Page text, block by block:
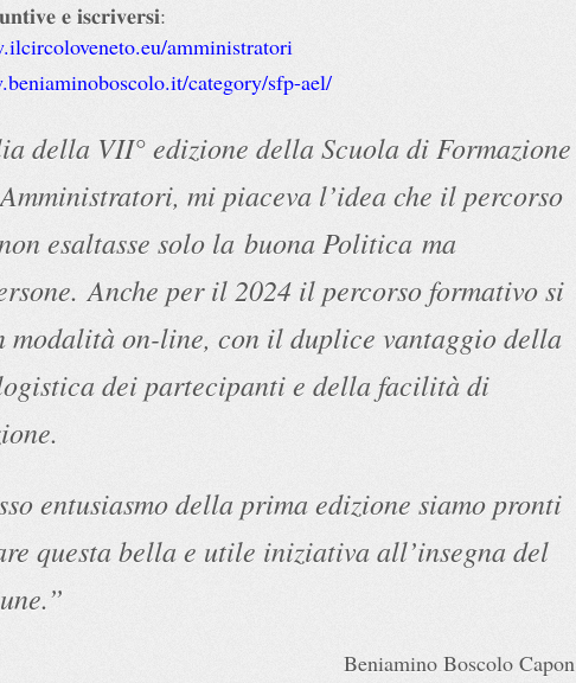
𝐞 𝐢𝐬𝐜𝐫𝐢𝐯𝐞𝐫𝐬𝐢:
amministratori
category/sfp-ael/
della VII° edizione della Scuola di Formazione
mi piaceva l’idea che il percorso
esaltasse solo la buona Politica ma
Anche per il 2024 il percorso formativo si
modalità on-line, con il duplice vantaggio della
dei partecipanti e della facilità di
entusiasmo della prima edizione siamo pronti
questa bella e utile iniziativa all’insegna del
Beniamino Boscolo Capon